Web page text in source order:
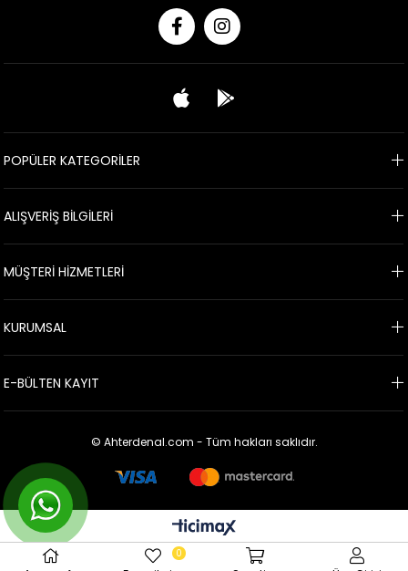
POPÜLER KATEGORİLER
ALIŞVERİŞ BİLGİLERİ
MÜŞTERİ HİZMETLERİ
KURUMSAL
E-BÜLTEN KAYIT
© Ahterdenal.com - Tüm hakları saklıdır.
0